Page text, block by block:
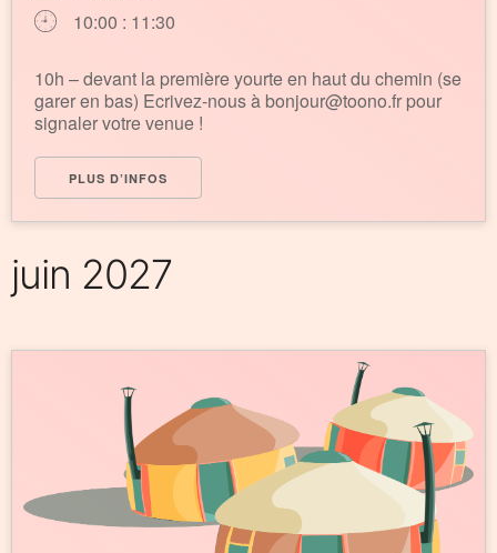
10:00 : 11:30
10h – devant la première yourte en haut du chemin (se
garer en bas) Ecrivez-nous à bonjour@toono.fr pour
signaler votre venue !
PLUS D’INFOS
juin 2027